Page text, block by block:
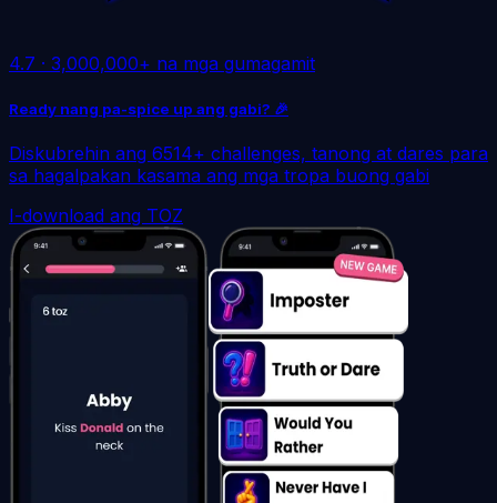
4.7 · 3,000,000+ na mga gumagamit
Ready nang pa-spice up ang gabi? 🎉
Diskubrehin ang 6514+ challenges, tanong at dares para
sa hagalpakan kasama ang mga tropa buong gabi
I-download ang TOZ